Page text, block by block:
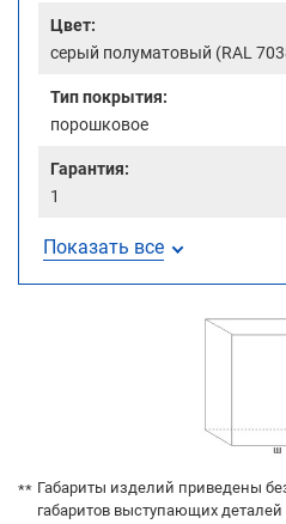
Цвет:
серый полуматовый (RAL
Тип покрытия:
порошковое
Гарантия:
1
Показать все
Габариты изделий приведены
габаритов выступающих деталей